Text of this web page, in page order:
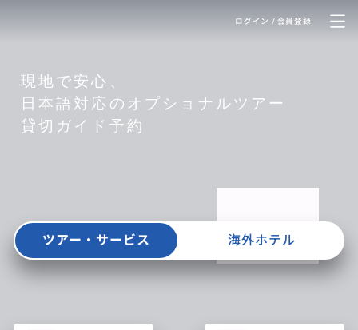
ログイン / 会員登録
現地で安心、
日本語対応のオプショナルツアー
貸切ガイド予約
ツアー・サービス 海外ホテル